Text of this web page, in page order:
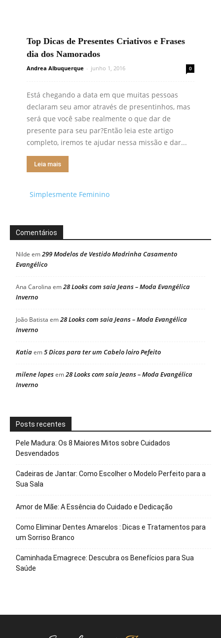
Top Dicas de Presentes Criativos e Frases
dia dos Namorados
Andrea Albuquerque - junho 1, 2016 0
Está chegando a data em que muitas pessoas
declaram seu amor através de presentinhos, mas
será que você sabe realmente o que dar de
presente para seu par?Então leia este artigo
completo, iremos te ajudar nessa missão e dar...
Leia mais
Simplesmente Feminino
Comentários
Nilde em299 Modelos de Vestido Madrinha Casamento
Evangélico
Ana Carolina em28 Looks com saia Jeans – Moda Evangélica
Inverno
João Batista em28 Looks com saia Jeans – Moda Evangélica
Inverno
Katiaem5 Dicas para ter um Cabelo loiro Pefeito
milene lopesem28 Looks com saia Jeans – Moda Evangélica
Inverno
Posts recentes
Pele Madura: Os 8 Maiores Mitos sobre Cuidados
Desvendados
Cadeiras de Jantar: Como Escolher o Modelo Perfeito para a
Sua Sala
Amor de Mãe: A Essência do Cuidado e Dedicação
Como Eliminar Dentes Amarelos : Dicas e Tratamentos para
um Sorriso Branco
Caminhada Emagrece: Descubra os Benefícios para Sua
Saúde